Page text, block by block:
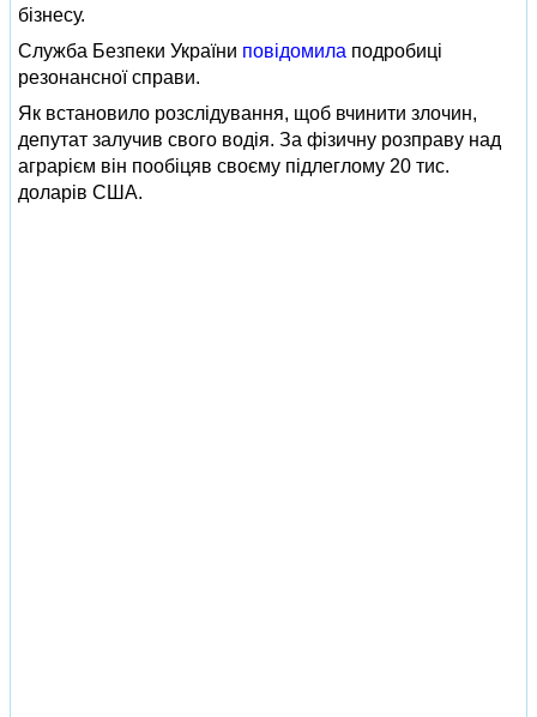
бізнесу.
Служба Безпеки України повідомила подробиці
резонансної справи.
Як встановило розслідування, щоб вчинити злочин,
депутат залучив свого водія. За фізичну розправу над
аграрієм він пообіцяв своєму підлеглому 20 тис.
доларів США.